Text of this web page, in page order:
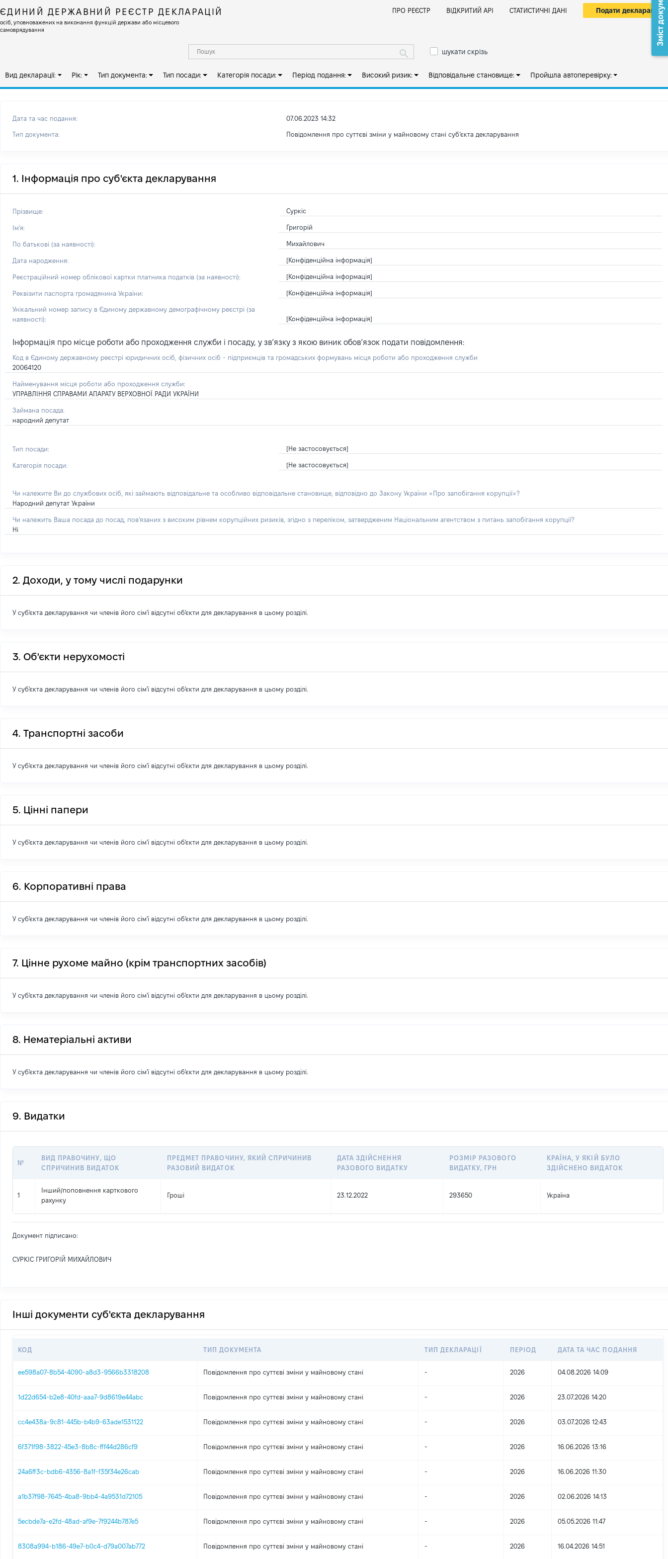
ЄДИНИЙ ДЕРЖАВНИЙ РЕЄСТР ДЕКЛАРАЦІЙ
осіб, уповноважених на виконання функцій держави або місцевого
самоврядування
ПРО РЕЄСТР ВІДКРИТИЙ АРІ СТАТИСТИЧНІ ДАНІ Подати декларацію
шукати скрізь
Вид декларації: Рік: Тип документа: Тип посади: Категорія посади: Період подання: Високий ризик: Відповідальне становище: Пройшла автоперевірку:
Дата та час подання: 07.06.2023 14:32
Тип документа: Повідомлення про суттєві зміни у майновому стані субʼєкта декларування
1. Інформація про суб'єкта декларування
Прізвище: Суркіс
Ім'я: Григорій
По батькові (за наявності): Михайлович
Дата народження: [Конфіденційна інформація]
Реєстраційний номер облікової картки платника податків (за наявності): [Конфіденційна інформація]
Реквізити паспорта громадянина України: [Конфіденційна інформація]
Унікальний номер запису в Єдиному державному демографічному реєстрі (за
наявності):
[Конфіденційна інформація]
Інформація про місце роботи або проходження служби і посаду, у зв’язку з якою виник обов’язок подати повідомлення:
Код в Єдиному державному реєстрі юридичних осіб, фізичних осіб - підприємців та громадських формувань місця роботи або проходження служби
20064120
Найменування місця роботи або проходження служби:
УПРАВЛІННЯ СПРАВАМИ АПАРАТУ ВЕРХОВНОЇ РАДИ УКРАЇНИ
Займана посада:
народний депутат
Тип посади: [Не застосовується]
Категорія посади: [Не застосовується]
Чи належите Ви до службових осіб, які займають відповідальне та особливо відповідальне становище, відповідно до Закону України «Про запобігання корупції»?
Народний депутат України
Чи належить Ваша посада до посад, пов'язаних з високим рівнем корупційних ризиків, згідно з переліком, затвердженим Національним агентством з питань запобігання корупції?
Ні
2. Доходи, у тому числі подарунки
У суб'єкта декларування чи членів його сім'ї відсутні об'єкти для декларування в цьому розділі.
3. Об'єкти нерухомості
У суб'єкта декларування чи членів його сім'ї відсутні об'єкти для декларування в цьому розділі.
4. Транспортні засоби
У суб'єкта декларування чи членів його сім'ї відсутні об'єкти для декларування в цьому розділі.
5. Цінні папери
У суб'єкта декларування чи членів його сім'ї відсутні об'єкти для декларування в цьому розділі.
6. Корпоративні права
У суб'єкта декларування чи членів його сім'ї відсутні об'єкти для декларування в цьому розділі.
7. Цінне рухоме майно (крім транспортних засобів)
У суб'єкта декларування чи членів його сім'ї відсутні об'єкти для декларування в цьому розділі.
8. Нематеріальні активи
У суб'єкта декларування чи членів його сім'ї відсутні об'єкти для декларування в цьому розділі.
9. Видатки
№
ВИД ПРАВОЧИНУ, ЩО
СПРИЧИНИВ ВИДАТОК
ПРЕДМЕТ ПРАВОЧИНУ, ЯКИЙ СПРИЧИНИВ
РАЗОВИЙ ВИДАТОК
ДАТА ЗДІЙСНЕННЯ
РАЗОВОГО ВИДАТКУ
РОЗМІР РАЗОВОГО
ВИДАТКУ, ГРН
КРАЇНА, У ЯКІЙ БУЛО
ЗДІЙСНЕНО ВИДАТОК
1
Інший/поповнення карткового
рахунку
Гроші 23.12.2022 293650 Україна
Документ підписано:
СУРКІС ГРИГОРІЙ МИХАЙЛОВИЧ
Зміст документа
Інші документи суб'єкта декларування
КОД ТИП ДОКУМЕНТА ТИП ДЕКЛАРАЦІЇ ПЕРІОД ДАТА ТА ЧАС ПОДАННЯ
ee598a07-8b54-4090-a8d3-9566b3318208 Повідомлення про суттєві зміни y майновому стані - 2026 04.08.2026 14:09
1d22d654-b2e8-40fd-aaa7-9d8619e44abc Повідомлення про суттєві зміни y майновому стані - 2026 23.07.2026 14:20
cc4e438a-9c81-445b-b4b9-63ade1531122 Повідомлення про суттєві зміни y майновому стані - 2026 03.07.2026 12:43
6f371f98-3822-45e3-8b8c-fff44d286cf9 Повідомлення про суттєві зміни y майновому стані - 2026 16.06.2026 13:16
24a6ff3c-bdb6-4356-8a1f-f35f34e26cab Повідомлення про суттєві зміни y майновому стані - 2026 16.06.2026 11:30
a1b37f98-7645-4ba8-9bb4-4a9531d72105 Повідомлення про суттєві зміни y майновому стані - 2026 02.06.2026 14:13
5ecbde7a-e2fd-48ad-af9e-7f9244b787e5 Повідомлення про суттєві зміни y майновому стані - 2026 05.05.2026 11:47
8308a994-b186-49e7-b0c4-d79a007ab772 Повідомлення про суттєві зміни y майновому стані - 2026 16.04.2026 14:51